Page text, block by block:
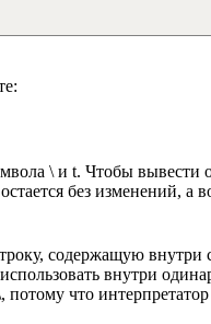
\ и t. Чтобы
без изменений, а
содержащую
внутри
что